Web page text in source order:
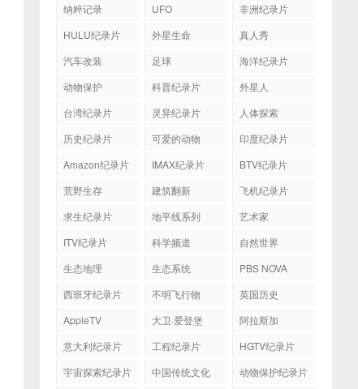
纳粹记录
UFO
非洲纪录片
HULU纪录片
外星生命
真人秀
汽车改装
足球
海洋纪录片
动物保护
科普纪录片
外星人
台湾纪录片
灵异纪录片
人体探索
历史纪录片
可爱的动物
印度纪录片
Amazon纪录片
IMAX纪录片
BTV纪录片
荒野生存
建筑翻新
飞机纪录片
求生纪录片
地平线系列
艺术家
ITV纪录片
科学频道
自然世界
生态地理
生态系统
PBS NOVA
西班牙纪录片
不明飞行物
英国历史
AppleTV
大卫·爱登堡
阿拉斯加
意大利纪录片
工程纪录片
HGTV纪录片
宇宙探索纪录片
中国传统文化
动物保护纪录片